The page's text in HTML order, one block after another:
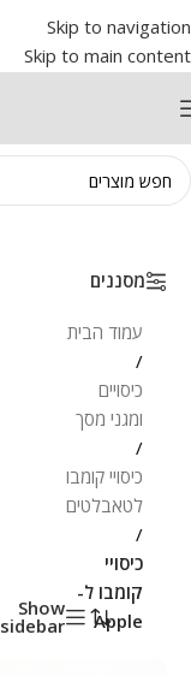
Skip to navigation
Skip to main content
מסננים
עמוד הבית
/
כיסויים
ומגני מסך
/
כיסויי קומבו
לטאבלטים
/
כיסויי
קומבו ל-
Apple
Show
sidebar